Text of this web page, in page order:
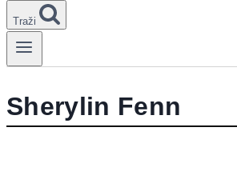
Traži
Sherylin Fenn